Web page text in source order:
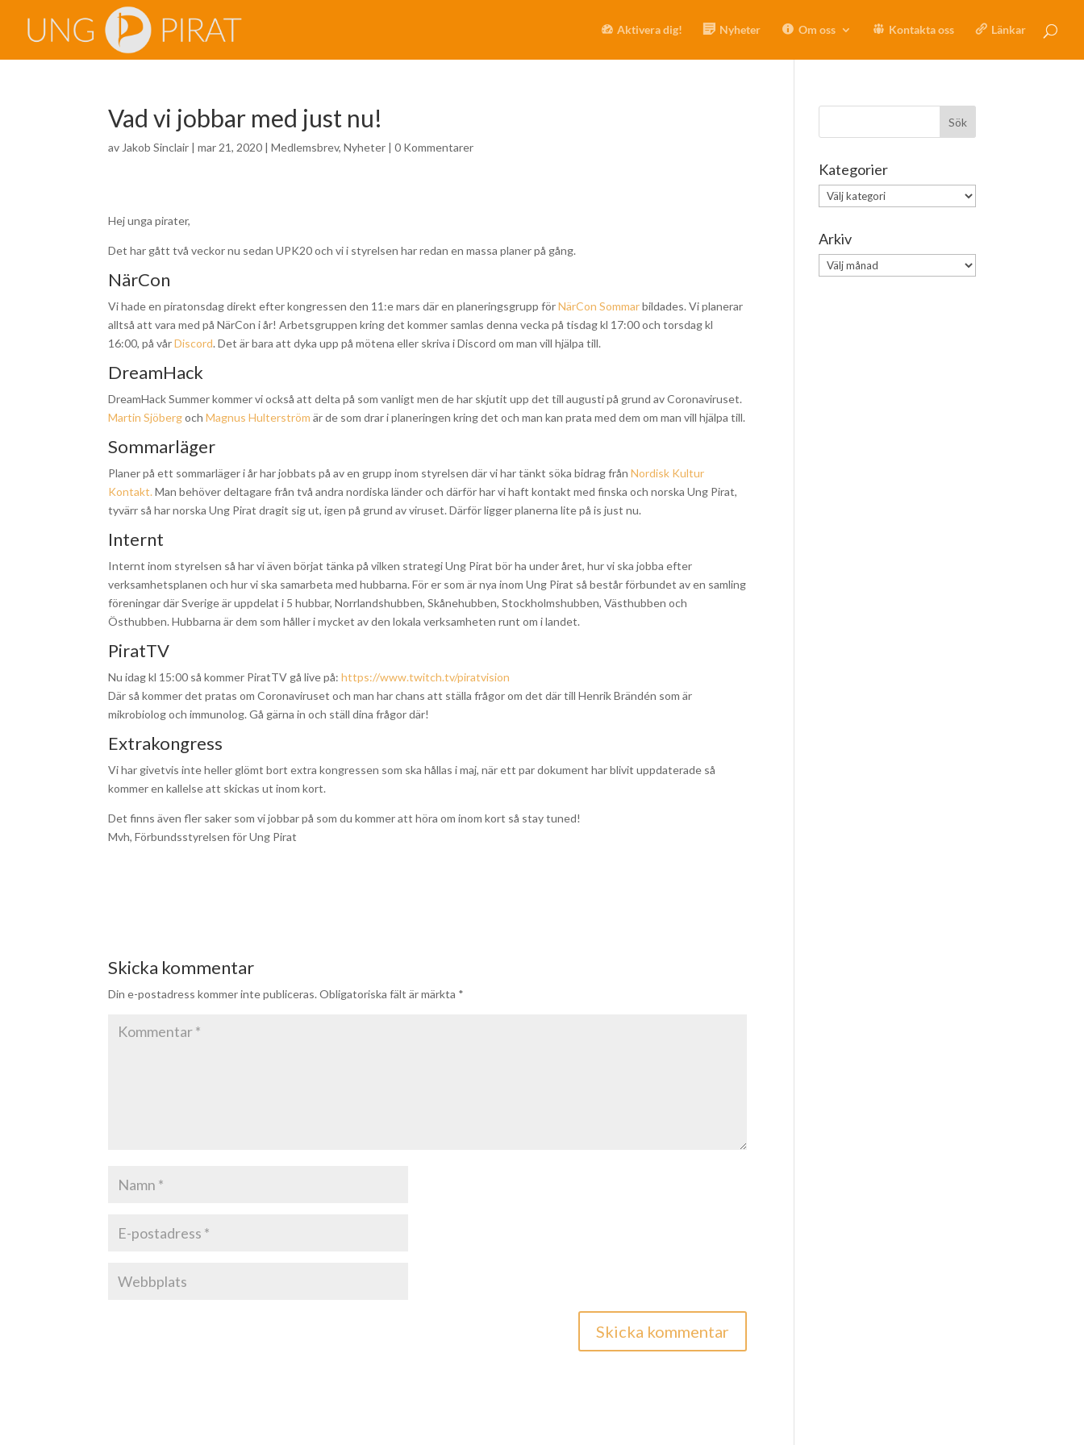
Aktivera dig! Nyheter Om oss Kontakta oss Länkar
Vad vi jobbar med just nu!
av Jakob Sinclair |mar 21, 2020 |Medlemsbrev,Nyheter |0 Kommentarer
Hej unga pirater,
Det har gått två veckor nu sedan UPK20 och vi i styrelsen har redan en massa planer på gång.
NärCon
Vi hade en piratonsdag direkt efter kongressen den 11:e mars där en planeringsgrupp förNärCon Sommarbildades. Vi planerar
alltså att vara med på NärCon i år! Arbetsgruppen kring det kommer samlas denna vecka på tisdag kl 17:00 och torsdag kl
16:00, på vårDiscord. Det är bara att dyka upp på mötena eller skriva i Discord om man vill hjälpa till.
DreamHack
DreamHack Summer kommer vi också att delta på som vanligt men de har skjutit upp det till augusti på grund av Coronaviruset.
Martin SjöbergochMagnus Hulterström är de som drar i planeringen kring det och man kan prata med dem om man vill hjälpa till.
Sommarläger
Planer på ett sommarläger i år har jobbats på av en grupp inom styrelsen där vi har tänkt söka bidrag frånNordisk Kultur
Kontakt.Man behöver deltagare från två andra nordiska länder och därför har vi haft kontakt med finska och norska Ung Pirat,
tyvärr så har norska Ung Pirat dragit sig ut, igen på grund av viruset. Därför ligger planerna lite på is just nu.
Internt
Internt inom styrelsen så har vi även börjat tänka på vilken strategi Ung Pirat bör ha under året, hur vi ska jobba efter
verksamhetsplanen och hur vi ska samarbeta med hubbarna. För er som är nya inom Ung Pirat så består förbundet av en samling
föreningar där Sverige är uppdelat i 5 hubbar, Norrlandshubben, Skånehubben, Stockholmshubben, Västhubben och
Östhubben. Hubbarna är dem som håller i mycket av den lokala verksamheten runt om i landet.
PiratTV
Nu idag kl 15:00 så kommer PiratTV gå live på:https://www.twitch.tv/piratvision
Där så kommer det pratas om Coronaviruset och man har chans att ställa frågor om det där till Henrik Brändén som är
mikrobiolog och immunolog. Gå gärna in och ställ dina frågor där!
Extrakongress
Vi har givetvis inte heller glömt bort extra kongressen som ska hållas i maj, när ett par dokument har blivit uppdaterade så
kommer en kallelse att skickas ut inom kort.
Det finns även fler saker som vi jobbar på som du kommer att höra om inom kort så stay tuned!
Mvh, Förbundsstyrelsen för Ung Pirat
Skicka kommentar
Din e-postadress kommer inte publiceras. Obligatoriska fält är märkta *
Kategorier
Kategorier
Arkiv
Arkiv